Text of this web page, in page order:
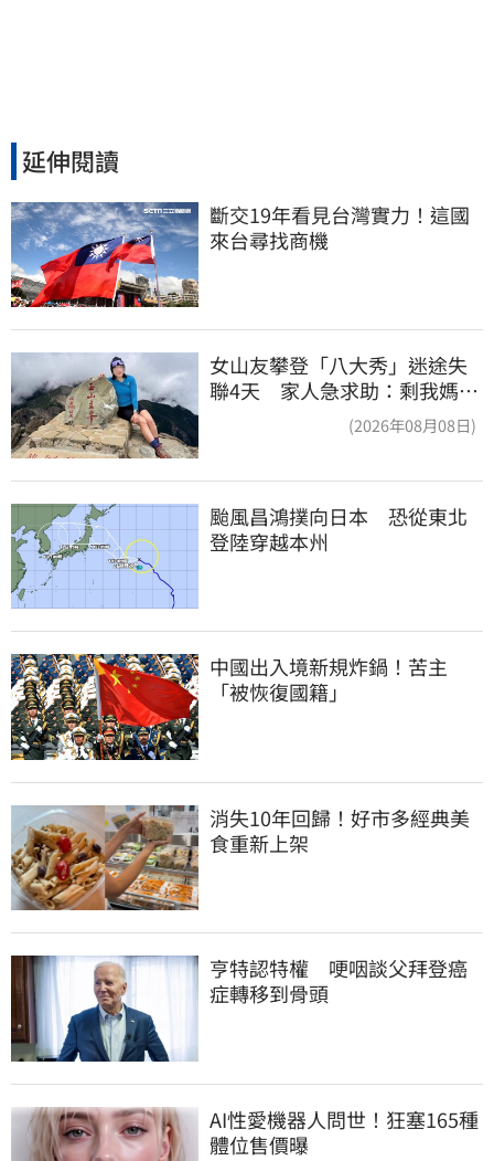
延伸閱讀
斷交19年看見台灣實力！這國
來台尋找商機
女山友攀登「八大秀」迷途失
聯4天 家人急求助：剩我媽還
(2026年08月08日)
颱風昌鴻撲向日本　恐從東北
登陸穿越本州
中國出入境新規炸鍋！苦主
「被恢復國籍」
消失10年回歸！好市多經典美
食重新上架
亨特認特權　哽咽談父拜登癌
症轉移到骨頭
AI性愛機器人問世！狂塞165種
體位售價曝